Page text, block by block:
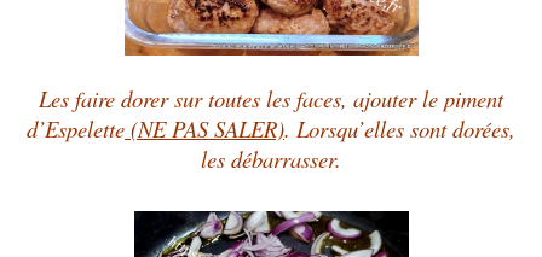
Les faire dorer sur toutes les faces, ajouter le piment
d’Espelette (NE PAS SALER). Lorsqu’elles sont dorées,
les débarrasser.